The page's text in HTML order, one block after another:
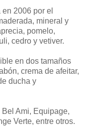
en 2006 por el
mineral y
pomelo,
cedro y vetiver.
en dos tamaños
crema de afeitar,
ducha y
Ami, Equipage,
Verte, entre otros.